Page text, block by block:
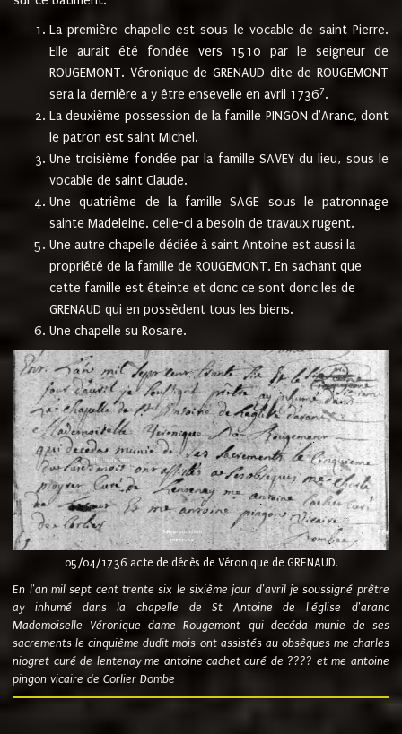
La première chapelle est sous le vocable de saint Pierre.
Elle aurait été fondée vers 1510 par le seigneur de
ROUGEMONT. Véronique de GRENAUD dite de ROUGEMONT
sera la dernière a y être ensevelie en avril 17367.
La deuxième possession de la famille PINGON d'Aranc, dont
le patron est saint Michel.
Une troisième fondée par la famille SAVEY du lieu, sous le
vocable de saint Claude.
Une quatrième de la famille SAGE sous le patronnage
sainte Madeleine. celle-ci a besoin de travaux rugent.
Une autre chapelle dédiée à saint Antoine est aussi la
propriété de la famille de ROUGEMONT. En sachant que
cette famille est éteinte et donc ce sont donc les de
GRENAUD qui en possèdent tous les biens.
Une chapelle su Rosaire.
05/04/1736 acte de décès de Véronique de GRENAUD.
En l'an mil sept cent trente six le sixième jour d'avril je soussigné prêtre
ay inhumé dans la chapelle de St Antoine de l'église d'aranc
Mademoiselle Véronique dame Rougemont qui decéda munie de ses
sacrements le cinquième dudit mois ont assistés au obsèques me charles
niogret curé de lentenay me antoine cachet curé de ???? et me antoine
pingon vicaire de Corlier Dombe